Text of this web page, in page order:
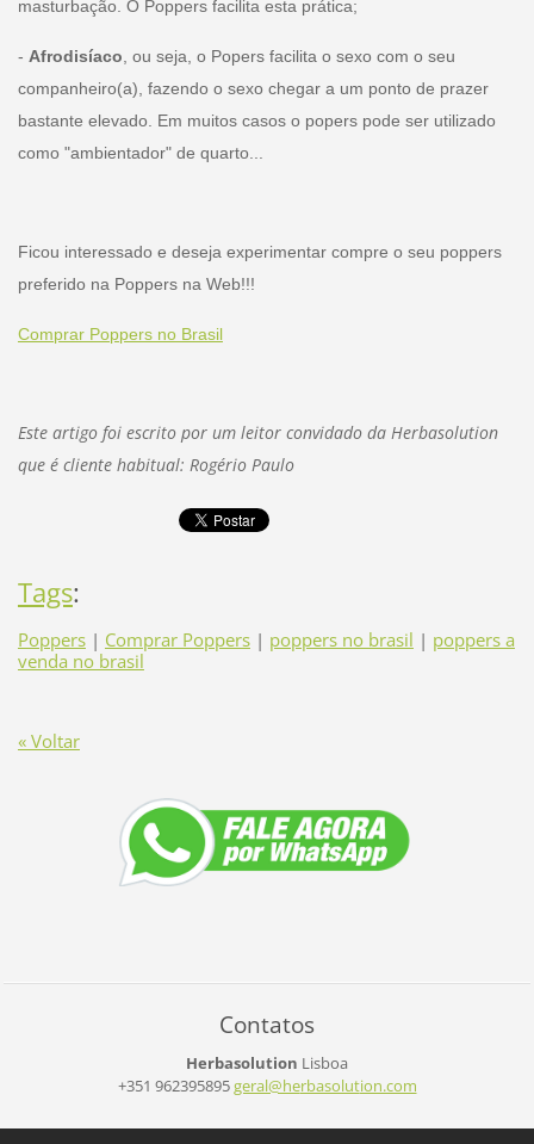
masturbação. O Poppers facilita esta prática;
- Afrodisíaco, ou seja, o Popers facilita o sexo com o seu
companheiro(a), fazendo o sexo chegar a um ponto de prazer
bastante elevado. Em muitos casos o popers pode ser utilizado
como "ambientador" de quarto...
Ficou interessado e deseja experimentar compre o seu poppers
preferido na Poppers na Web!!!
Comprar Poppers no Brasil
Este artigo foi escrito por um leitor convidado da Herbasolution
que é cliente habitual: Rogério Paulo
Tags:
Poppers | Comprar Poppers | poppers no brasil | poppers a
venda no brasil
« Voltar
Contatos
Herbasolution Lisboa
+351 962395895geral@herbasolution.com